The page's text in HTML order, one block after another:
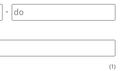
-
(1)